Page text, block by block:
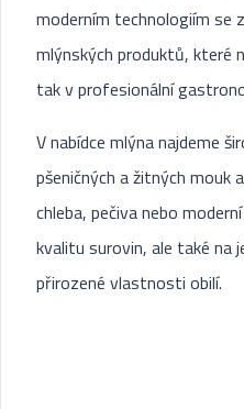
moderním technologiím se
mlýnských produktů, které
tak v profesionální
V nabídce mlýna najdeme
pšeničných a žitných mouk
chleba, pečiva nebo
kvalitu surovin, ale také na
přirozené vlastnosti obilí.